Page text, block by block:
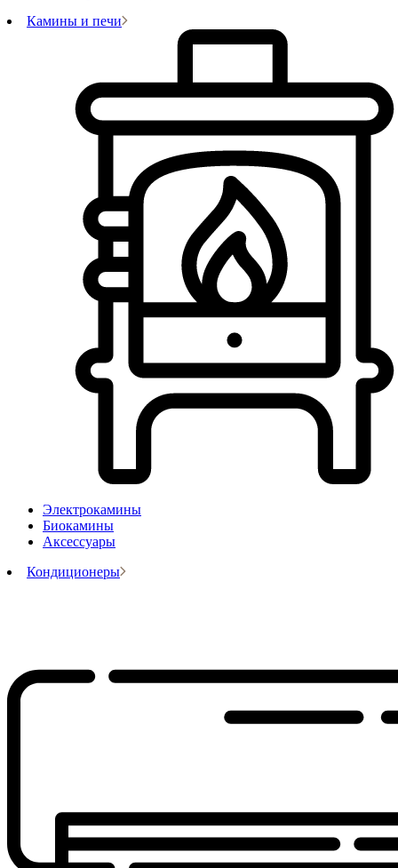
Камины и печи
Электрокамины
Биокамины
Аксессуары
Кондиционеры